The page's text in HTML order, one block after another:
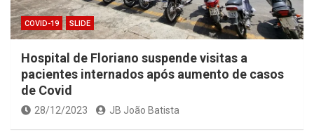
COVID-19 SLIDE
Hospital de Floriano suspende visitas a
pacientes internados após aumento de casos
de Covid
28/12/2023 JB João Batista